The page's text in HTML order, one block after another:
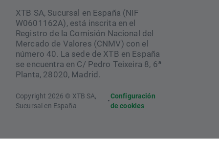
XTB SA, Sucursal en España (NIF
W0601162A), está inscrita en el
Registro de la Comisión Nacional del
Mercado de Valores (CNMV) con el
número 40. La sede de XTB en España
se encuentra en C/ Pedro Teixeira 8, 6ª
Planta, 28020, Madrid.
Copyright 2026 © XTB SA,
Sucursal en España
•
Configuración
de cookies